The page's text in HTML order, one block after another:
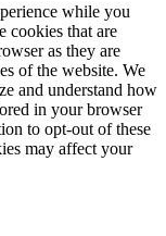
while you
cookies that are
as they are
of the website. We
and understand how
in your browser
to opt-out of these
may affect your